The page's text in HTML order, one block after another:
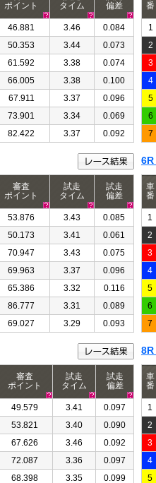
ポイント
タイム
偏差
46.881 3.46 0.084
50.353 3.44 0.073
61.592 3.38 0.074
66.005 3.38 0.100
67.911 3.37 0.096
73.901 3.34 0.069
82.422 3.37 0.092
番
1
2
3
4
5
6
7
審査
ポイント
試走
タイム
試走
偏差
53.876 3.43 0.085
50.173 3.41 0.061
70.947 3.43 0.075
69.963 3.37 0.096
65.386 3.32 0.116
86.777 3.31 0.089
69.027 3.29 0.093
車
番
1
2
3
4
5
6
7
審査
ポイント
試走
タイム
試走
偏差
49.579 3.41 0.097
53.821 3.40 0.090
67.626 3.46 0.092
72.087 3.36 0.097
68.398 3.35 0.099
車
番
1
2
3
4
5